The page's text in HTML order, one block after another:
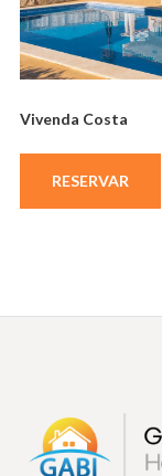
Vivenda Costa
RESERVAR